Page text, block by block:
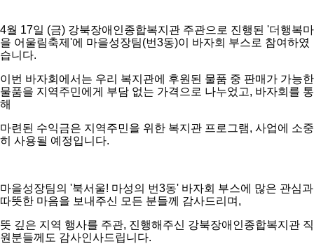
4월 17일 (금) 강북장애인종합복지관 주관으로 진행된 '더행복마
을 어울림축제'에 마을성장팀(번3동)이 바자회 부스로 참여하였
습니다.
이번 바자회에서는 우리 복지관에 후원된 물품 중 판매가 가능한
물품을 지역주민에게 부담 없는 가격으로 나누었고, 바자회를 통
해
마련된 수익금은 지역주민을 위한 복지관 프로그램, 사업에 소중
히 사용될 예정입니다.
마을성장팀의 '북서울! 마성의 번3동' 바자회 부스에 많은 관심과
따뜻한 마음을 보내주신 모든 분들께 감사드리며,
뜻 깊은 지역 행사를 주관, 진행해주신 강북장애인종합복지관 직
원분들께도 감사인사드립니다.